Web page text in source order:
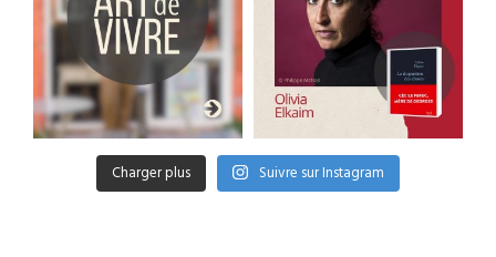
Charger plus Suivre sur Instagram